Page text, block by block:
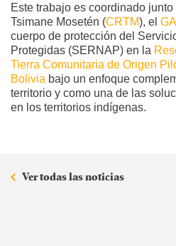
Este trabajo es coordinado
Tsimane Mosetén (CRTM), el
cuerpo de protección del
Protegidas (SERNAP) en la
Tierra Comunitaria de Origen
Bolivia bajo un enfoque
territorio y como una de las
en los territorios indígenas.
Ver todas las noticias